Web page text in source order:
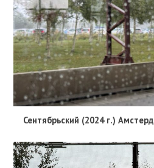
Сентябрьский (2024 г.)